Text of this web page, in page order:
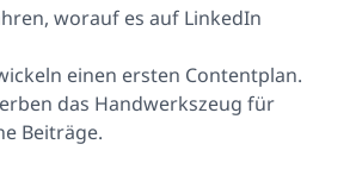
worauf es auf LinkedIn
einen ersten Contentplan.
das Handwerkszeug für
Beiträge.